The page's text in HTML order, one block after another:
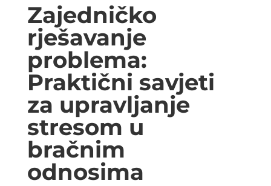
Zajedničko
rješavanje
problema:
Praktični savjeti
za upravljanje
stresom u
bračnim
odnosima